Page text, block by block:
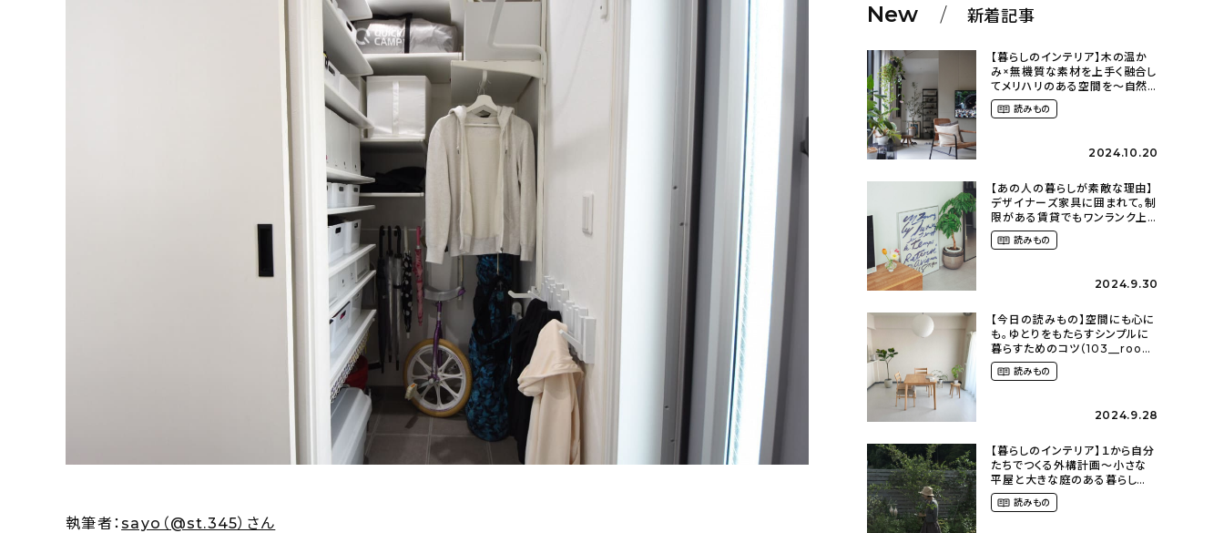
執筆者： sayo（@st.345）さん
New 新着記事
【暮らしのインテリア】木の温か
み×無機質な素材を上手く融合し
てメリハリのある空間を〜自然
に囲まれて暮らす（ki_no_ieさ
ん） 読みもの
2024.10.20
【あの人の暮らしが素敵な理由】
デザイナーズ家具に囲まれて。制
限がある賃貸でもワンランク上
のお部屋に〜狭くても好きな暮
らしのこと（_____chika708さ
読みもの
2024.9.30
【今日の読みもの】空間にも心に
も。ゆとりをもたらすシンプルに
暮らすためのコツ（103__room
さん）
読みもの
2024.9.28
【暮らしのインテリア】１から自分
たちでつくる外構計画〜小さな
平屋と大きな庭のある暮らし
（tsumikiniwaさん）
読みもの